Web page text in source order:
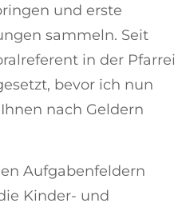
und erste
sammeln. Seit
in der Pfarrei
bevor ich nun
nach Geldern
Aufgabenfeldern
Kinder- und